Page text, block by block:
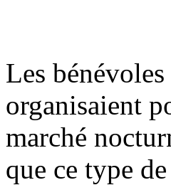
Les
organisaient
marché
que ce type